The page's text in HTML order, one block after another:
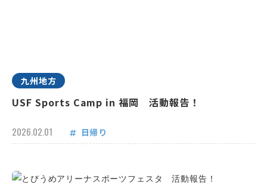
九州地方
USF Sports Camp in 福岡 活動報告！
2026.02.01 日帰り